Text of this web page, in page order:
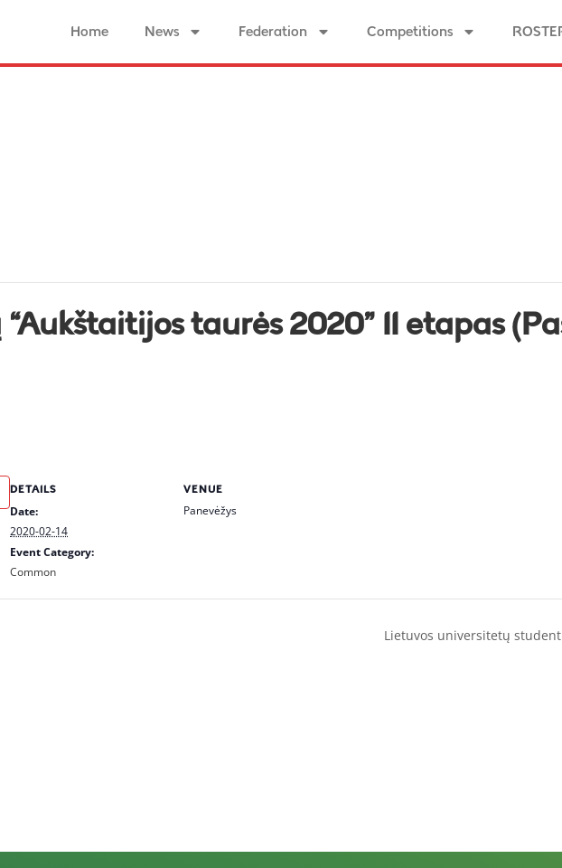
Home News Federation Competitions
taurės 2020” II etapas
DETAILS
Date:
2020-02-14
Event Category:
Common
VENUE
Panevėžys
Lietuvos universitetų